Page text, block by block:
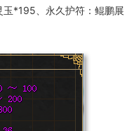
玉*195 、永久护符：鲲鹏展